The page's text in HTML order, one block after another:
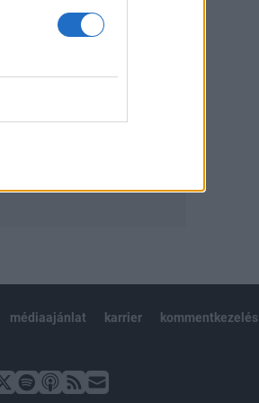
médiaajánlat karrier kommentkezelés